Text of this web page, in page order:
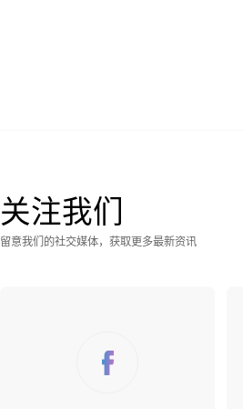
关注我们
留意我们的社交媒体，获取更多最新资讯